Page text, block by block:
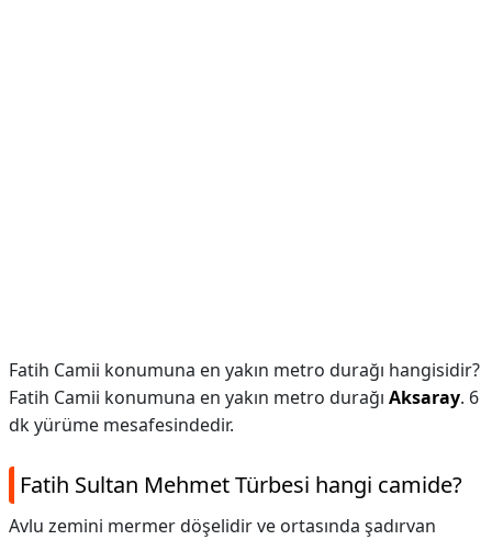
Fatih Camii konumuna en yakın metro durağı hangisidir?
Fatih Camii konumuna en yakın metro durağı Aksaray. 6
dk yürüme mesafesindedir.
Fatih Sultan Mehmet Türbesi hangi camide?
Avlu zemini mermer döşelidir ve ortasında şadırvan